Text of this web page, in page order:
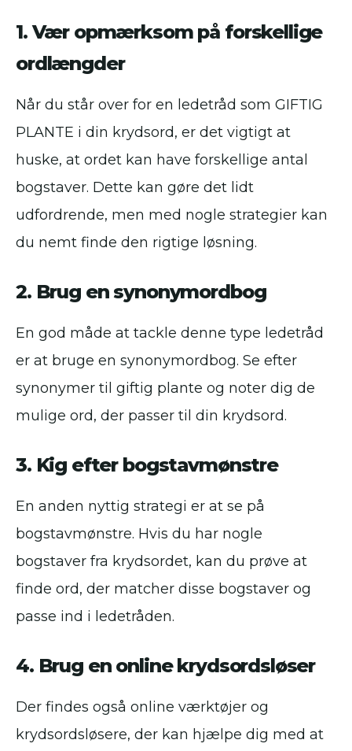
1. Vær opmærksom på forskellige
ordlængder
Når du står over for en ledetråd som GIFTIG
PLANTE i din krydsord, er det vigtigt at
huske, at ordet kan have forskellige antal
bogstaver. Dette kan gøre det lidt
udfordrende, men med nogle strategier kan
du nemt finde den rigtige løsning.
2. Brug en synonymordbog
En god måde at tackle denne type ledetråd
er at bruge en synonymordbog. Se efter
synonymer til giftig plante og noter dig de
mulige ord, der passer til din krydsord.
3. Kig efter bogstavmønstre
En anden nyttig strategi er at se på
bogstavmønstre. Hvis du har nogle
bogstaver fra krydsordet, kan du prøve at
finde ord, der matcher disse bogstaver og
passe ind i ledetråden.
4. Brug en online krydsordsløser
Der findes også online værktøjer og
krydsordsløsere, der kan hjælpe dig med at